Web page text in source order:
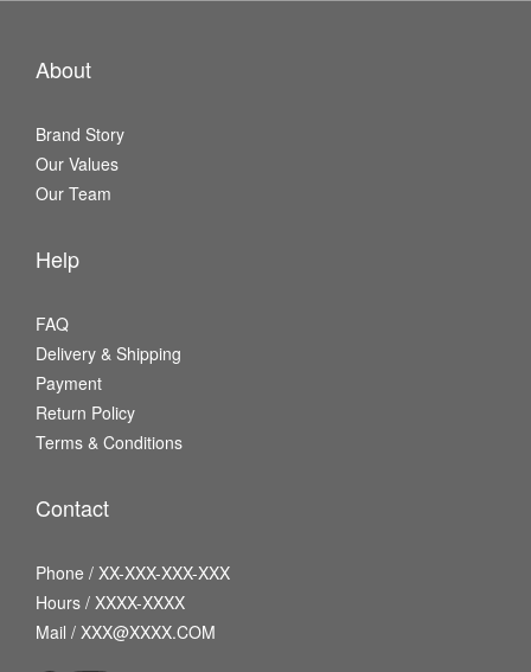
About
Brand Story
Our Values
Our Team
Help
FAQ
Delivery & Shipping
Payment
Return Policy
Terms & Conditions
Contact
Phone / XX-XXX-XXX-XXX
Hours / XXXX-XXXX
Mail / XXX@XXXX.COM